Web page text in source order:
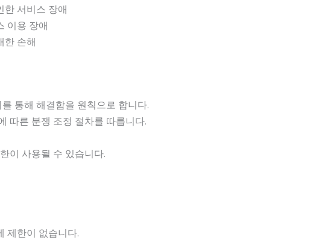
한 서비스 장애
이용 장애
한 손해
통해 해결함을 원칙으로 합니다.
따른 분쟁 조정 절차를 따릅니다.
이 사용될 수 있습니다.
제한이 없습니다.